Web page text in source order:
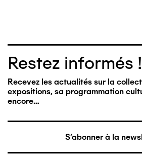
Restez informés !
Recevez les actualités sur la
expositions, sa programmation
encore…
S'abonner à la